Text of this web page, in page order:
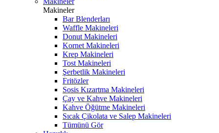
Makineler
Bar Blenderları
Waffle Makineleri
Donut Makineleri
Kornet Makineleri
Krep Makineleri
Tost Makineleri
Şerbetlik Makineleri
Fritözler
Sosis Kızartma Makineleri
Çay ve Kahve Makineleri
Kahve Öğütme Makineleri
Sıcak Çikolata ve Salep Makineleri
Tümünü Gör